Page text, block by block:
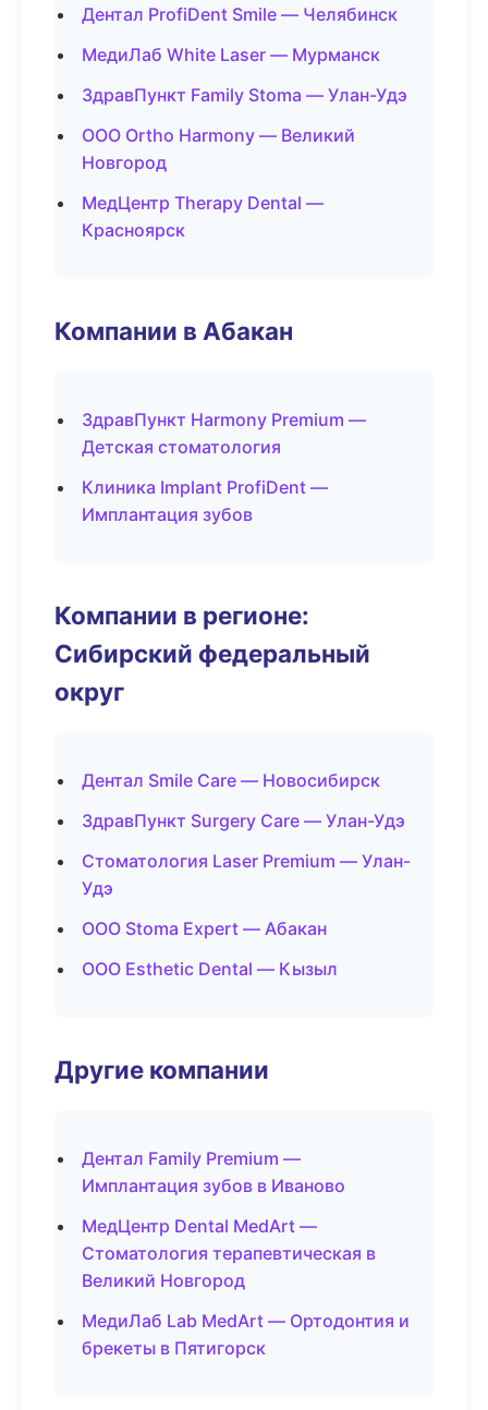
Дентал ProfiDent Smile — Челябинск
МедиЛаб White Laser — Мурманск
ЗдравПункт Family Stoma — Улан-Удэ
ООО Ortho Harmony — Великий
Новгород
МедЦентр Therapy Dental —
Красноярск
Компании в Абакан
ЗдравПункт Harmony Premium —
Детская стоматология
Клиника Implant ProfiDent —
Имплантация зубов
Компании в регионе:
Сибирский федеральный
округ
Дентал Smile Care — Новосибирск
ЗдравПункт Surgery Care — Улан-Удэ
Стоматология Laser Premium — Улан-
Удэ
ООО Stoma Expert — Абакан
ООО Esthetic Dental — Кызыл
Другие компании
Дентал Family Premium —
Имплантация зубов в Иваново
МедЦентр Dental MedArt —
Стоматология терапевтическая в
Великий Новгород
МедиЛаб Lab MedArt — Ортодонтия и
брекеты в Пятигорск